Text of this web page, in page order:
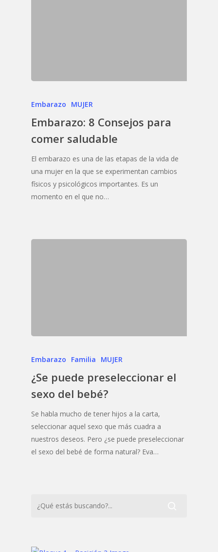
Embarazo MUJER
Embarazo: 8 Consejos para
comer saludable
El embarazo es una de las etapas de la vida de
una mujer en la que se experimentan cambios
físicos y psicológicos importantes. Es un
momento en el que no…
Embarazo Familia MUJER
¿Se puede preseleccionar el
sexo del bebé?
Se habla mucho de tener hijos a la carta,
seleccionar aquel sexo que más cuadra a
nuestros deseos. Pero ¿se puede preseleccionar
el sexo del bebé de forma natural? Eva…